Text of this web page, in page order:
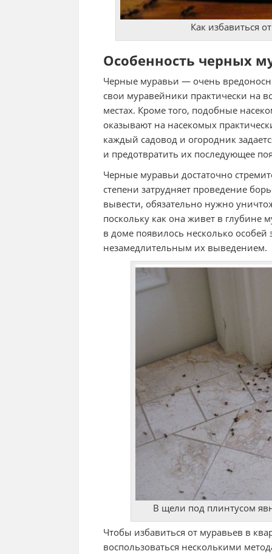
Как избавиться
Особенность черных
Черные муравьи — очень
свои муравейники практически на
местах. Кроме того, подобные
оказывают на насекомых
каждый садовод и огородник
и предотвратить их последующее
Черные муравьи достаточно
степени затрудняет проведение
вывести, обязательно нужно
поскольку как она живет в глубине
в доме появилось несколько особей
незамедлительным их выведением.
В щели под плинтусом
Чтобы избавиться от муравьев в
воспользоваться несколькими